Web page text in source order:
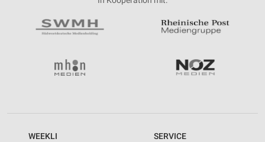
WEEKLI SERVICE
Verwendung genauer Standortdaten
Informationen identifizieren